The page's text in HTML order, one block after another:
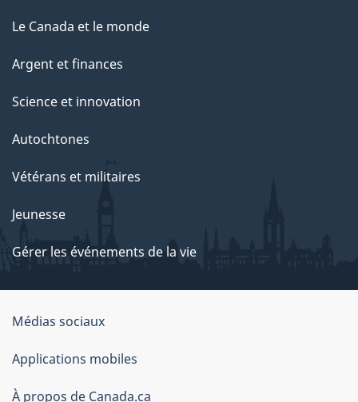
Le Canada et le monde
Argent et finances
Science et innovation
Autochtones
Vétérans et militaires
Jeunesse
Gérer les événements de la vie
Organisation
du
gouvernement
Médias sociaux
Applications mobiles
À propos de Canada.ca